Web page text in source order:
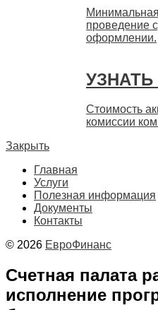
проведение
оформлении.
Стоимость
комиссии
Закрыть
Главная
Услуги
Полезная информация
Документы
Контакты
© 2026 ЕвроФинанс
Счетная палата
исполнение